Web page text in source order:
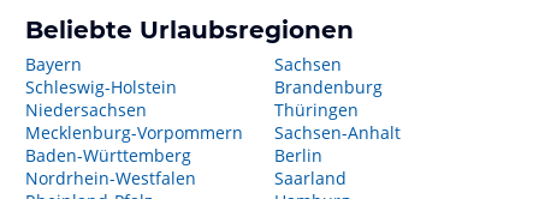
Beliebte Urlaubsregionen
Bayern
Schleswig-Holstein
Niedersachsen
Mecklenburg-Vorpommern
Baden-Württemberg
Nordrhein-Westfalen
Sachsen
Brandenburg
Thüringen
Sachsen-Anhalt
Berlin
Saarland